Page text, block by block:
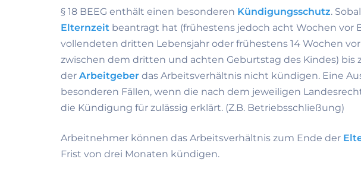
§ 18 BEEG enthält einen besonderen Kündigungsschutz.
Elternzeit beantragt hat (frühestens jedoch acht Wochen vor
vollendeten dritten Lebensjahr oder frühestens 14 Wochen
zwischen dem dritten und achten Geburtstag des Kindes) bis
der Arbeitgeber das Arbeitsverhältnis nicht kündigen. Eine
besonderen Fällen, wenn die nach dem jeweiligen
die Kündigung für zulässig erklärt. (Z.B. Betriebsschließung)
Arbeitnehmer können das Arbeitsverhältnis zum Ende der
Frist von drei Monaten kündigen.